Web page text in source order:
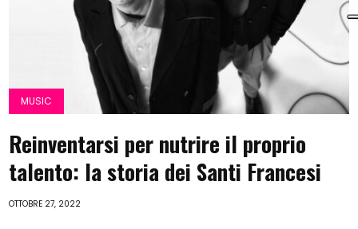
MUSIC
Reinventarsi per nutrire il proprio
talento: la storia dei Santi Francesi
OTTOBRE 27, 2022